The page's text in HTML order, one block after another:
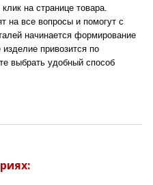
на странице товара.
на все вопросы и помогут с
начинается формирование
изделие привозится по
выбрать удобный способ